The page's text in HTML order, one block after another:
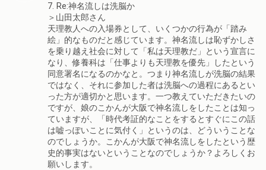
7. Re:神名流しは洗脳か
＞山田太郎さん
天理教人への入場券として、いくつかの行為が「踏み
絵」的なものだと感じています。神名流しは恥ずかしさ
を乗り越え社会に対して「私は天理教だ」という宣言に
なり、修養科は「仕事よりも天理教を優先」したという
同意署名になるのかなと。つまり神名流しが洗脳の結果
ではなく、それに参加した者は洗脳への過程にあるとい
った方が適切かと思います。一つ教えていただきたいの
ですが、娘のこかんが大阪で神名流しをしたことは知っ
ていますが、「時代考証的なことをするとすぐにこの話
は嘘っぽいことに気付く」というのは、どういうことな
のでしょうか。こかんが大阪で神名流しをしたという歴
史的事実はないということなのでしょうか？よろしくお
願いします。